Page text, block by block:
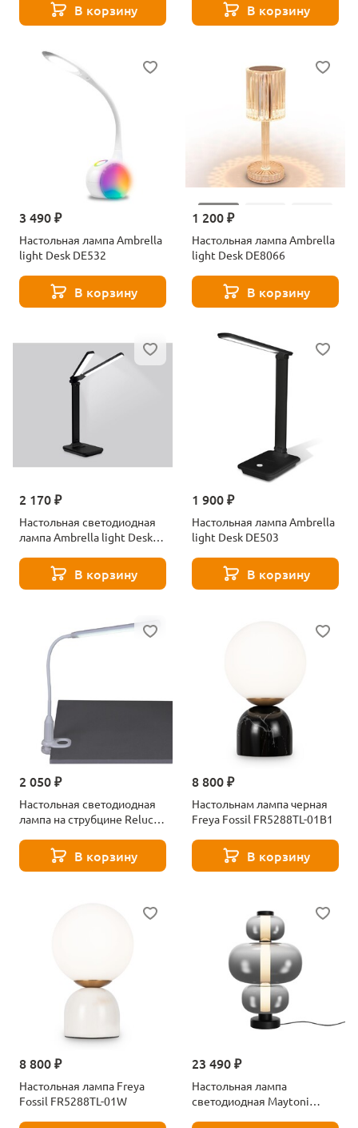
В корзину В корзину
3 490 ₽
Настольная лампа Ambrella
light Desk DE532
В корзину
1 200 ₽
Настольная лампа Ambrella
light Desk DE8066
В корзину
2 170 ₽
Настольная светодиодная
лампа Ambrella light Desk
В корзину
1 900 ₽
Настольная лампа Ambrella
light Desk DE503
В корзину
2 050 ₽
Настольная светодиодная
лампа на струбцине Reluce
В корзину
8 800 ₽
Настольнам лампа черная
Freya Fossil FR5288TL-01B1
В корзину
8 800 ₽
Настольная лампа Freya
Fossil FR5288TL-01W
23 490 ₽
Настольная лампа
светодиодная Maytoni